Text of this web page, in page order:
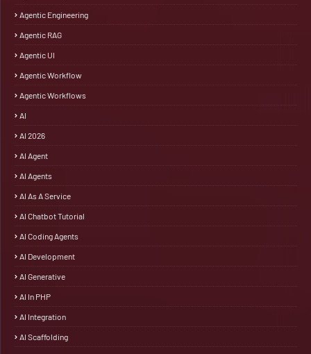
Agentic Engineering
Agentic RAG
Agentic UI
Agentic Workflow
Agentic Workflows
AI
AI 2026
AI Agent
AI Agents
AI As A Service
AI Chatbot Tutorial
AI Coding Agents
AI Development
AI Generative
AI In PHP
AI Integration
AI Scaffolding